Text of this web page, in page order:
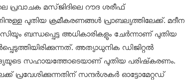
പ്രവാചക മസ്ജിദിലെ റൗദ ശരീഫ്
പുതിയ ക്രമീകരണങ്ങൾ പ്രാബല്യത്തിലേക്ക്. മദീന
ബന്ധപ്പെട്ട അധികാരികളും ചേർന്നാണ് പുതിയ
അത്യാധുനിക ഡിജിറ്റൽ
സഹായത്തോടെയാണ് പുതിയ പരിഷ്‌കരണം.
പ്രവേശിക്കുന്നതിന് സന്ദർശകർ ഓട്ടോമേറ്റഡ്